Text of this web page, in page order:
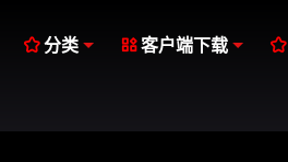
分类 客户端下载 